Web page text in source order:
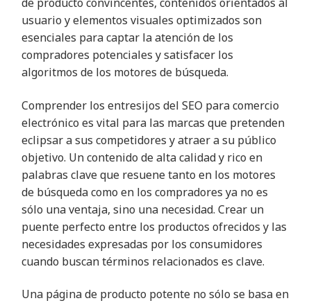
usuario y elementos visuales optimizados son
esenciales para captar la atención de los
compradores potenciales y satisfacer los
algoritmos de los motores de búsqueda.
Comprender los entresijos del SEO para comercio
electrónico es vital para las marcas que pretenden
eclipsar a sus competidores y atraer a su público
objetivo. Un contenido de alta calidad y rico en
palabras clave que resuene tanto en los motores
de búsqueda como en los compradores ya no es
sólo una ventaja, sino una necesidad. Crear un
puente perfecto entre los productos ofrecidos y las
necesidades expresadas por los consumidores
cuando buscan términos relacionados es clave.
Una página de producto potente no sólo se basa en